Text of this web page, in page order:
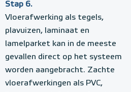
Stap 6.
Vloerafwerking als tegels,
plavuizen, laminaat en
lamelparket kan in de meeste
gevallen direct op het systeem
worden aangebracht. Zachte
vloerafwerkingen als PVC,